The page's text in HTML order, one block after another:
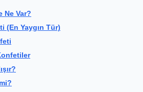
Ne Var?
(En Yaygın Tür)